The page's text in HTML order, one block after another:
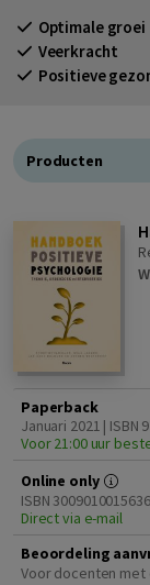
Optimale groei
Veerkracht
Positieve
Producten
Paperback
Januari 2021 | ISBN
Voor 21:00 uur
Online only
ISBN 3009010015636
Direct via e-mail
Beoordeling
Voor docenten